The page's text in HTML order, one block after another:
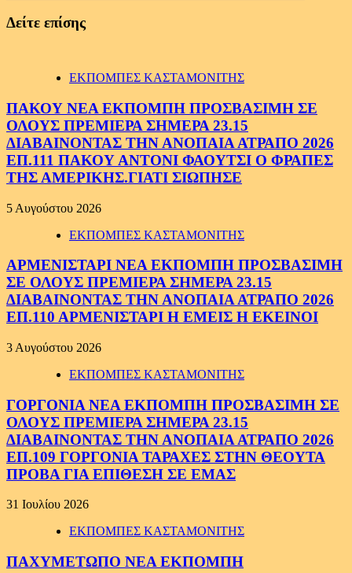
Δείτε επίσης
ΕΚΠΟΜΠΕΣ ΚΑΣΤΑΜΟΝΙΤΗΣ
ΠΑΚΟΥ ΝΕΑ ΕΚΠΟΜΠΗ ΠΡΟΣΒΑΣΙΜΗ ΣΕ
ΟΛΟΥΣ ΠΡΕΜΙΕΡΑ ΣΗΜΕΡΑ 23.15
ΔΙΑΒΑΙΝΟΝΤΑΣ ΤΗΝ ΑΝΟΠΑΙΑ ΑΤΡΑΠΟ 2026
ΕΠ.111 ΠΑΚΟΥ ΑΝΤΟΝΙ ΦΑΟΥΤΣΙ Ο ΦΡΑΠΕΣ
ΤΗΣ ΑΜΕΡΙΚΗΣ.ΓΙΑΤΙ ΣΙΩΠΗΣΕ
5 Αυγούστου 2026
ΕΚΠΟΜΠΕΣ ΚΑΣΤΑΜΟΝΙΤΗΣ
ΑΡΜΕΝΙΣΤΑΡΙ ΝΕΑ ΕΚΠΟΜΠΗ ΠΡΟΣΒΑΣΙΜΗ
ΣΕ ΟΛΟΥΣ ΠΡΕΜΙΕΡΑ ΣΗΜΕΡΑ 23.15
ΔΙΑΒΑΙΝΟΝΤΑΣ ΤΗΝ ΑΝΟΠΑΙΑ ΑΤΡΑΠΟ 2026
ΕΠ.110 ΑΡΜΕΝΙΣΤΑΡΙ Η ΕΜΕΙΣ Η ΕΚΕΙΝΟΙ
3 Αυγούστου 2026
ΕΚΠΟΜΠΕΣ ΚΑΣΤΑΜΟΝΙΤΗΣ
ΓΟΡΓΟΝΙΑ ΝΕΑ ΕΚΠΟΜΠΗ ΠΡΟΣΒΑΣΙΜΗ ΣΕ
ΟΛΟΥΣ ΠΡΕΜΙΕΡΑ ΣΗΜΕΡΑ 23.15
ΔΙΑΒΑΙΝΟΝΤΑΣ ΤΗΝ ΑΝΟΠΑΙΑ ΑΤΡΑΠΟ 2026
ΕΠ.109 ΓΟΡΓΟΝΙΑ ΤΑΡΑΧΕΣ ΣΤΗΝ ΘΕΟΥΤΑ
ΠΡΟΒΑ ΓΙΑ ΕΠΙΘΕΣΗ ΣΕ ΕΜΑΣ
31 Ιουλίου 2026
ΕΚΠΟΜΠΕΣ ΚΑΣΤΑΜΟΝΙΤΗΣ
ΠΑΧΥΜΕΤΩΠΟ ΝΕΑ ΕΚΠΟΜΠΗ